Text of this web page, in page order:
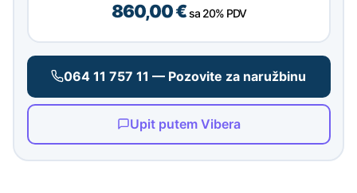
860,00 €sa 20% PDV
064 11 757 11 — Pozovite za naružbinu
Upit putem Vibera